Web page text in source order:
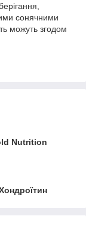
сонячними
можуть згодом
Nutrition